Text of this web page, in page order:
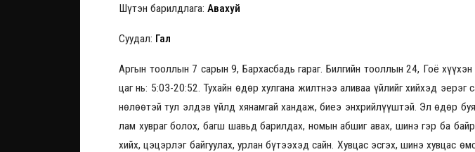
Шүтэн барилдлага: Авахуй
Суудал: Гал
Аргын тооллын 7 сарын 9, Бархасбадь гараг. Билгийн тооллын 24, Гоё хүүхэн
цаг нь: 5:03-20:52. Тухайн өдөр хулгана жилтнээ аливаа үйлийг хийхэд эерэг
нөлөөтэй тул элдэв үйлд хянамгай хандаж, биеэ энхрийлүүштэй. Эл өдөр
лам хувраг болох, багш шавьд барилдах, номын абшиг авах, шинэ гэр ба
хийх, цэцэрлэг байгуулах, урлан бүтээхэд сайн. Хувцас эсгэх, шинэ хувцас